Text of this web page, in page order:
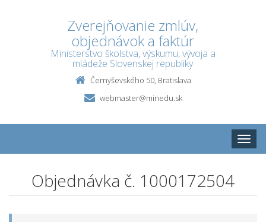
Zverejňovanie zmlúv,
objednávok a faktúr
Ministerstvo školstva, výskumu, vývoja a
mládeže Slovenskej republiky
Černyševského 50, Bratislava
webmaster@minedu.sk
Toggle
Objednávka č. 1000172504